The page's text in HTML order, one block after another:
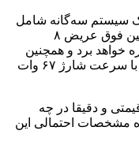
از یک سیستم سه‌گانه شامل
یک دوربین اصلی ۵۰ مگاپیکسلی، یک دوربین فوق عریض ۸
مگاپیکسلی بهره خواهد برد و همچنین
مجهز به یک باتری ۵۵۰۰ میلی‌آمپرساعتی با سرعت شارژ ۶۷ وات
و دقیقا در چه
مشخصات احتمالی این